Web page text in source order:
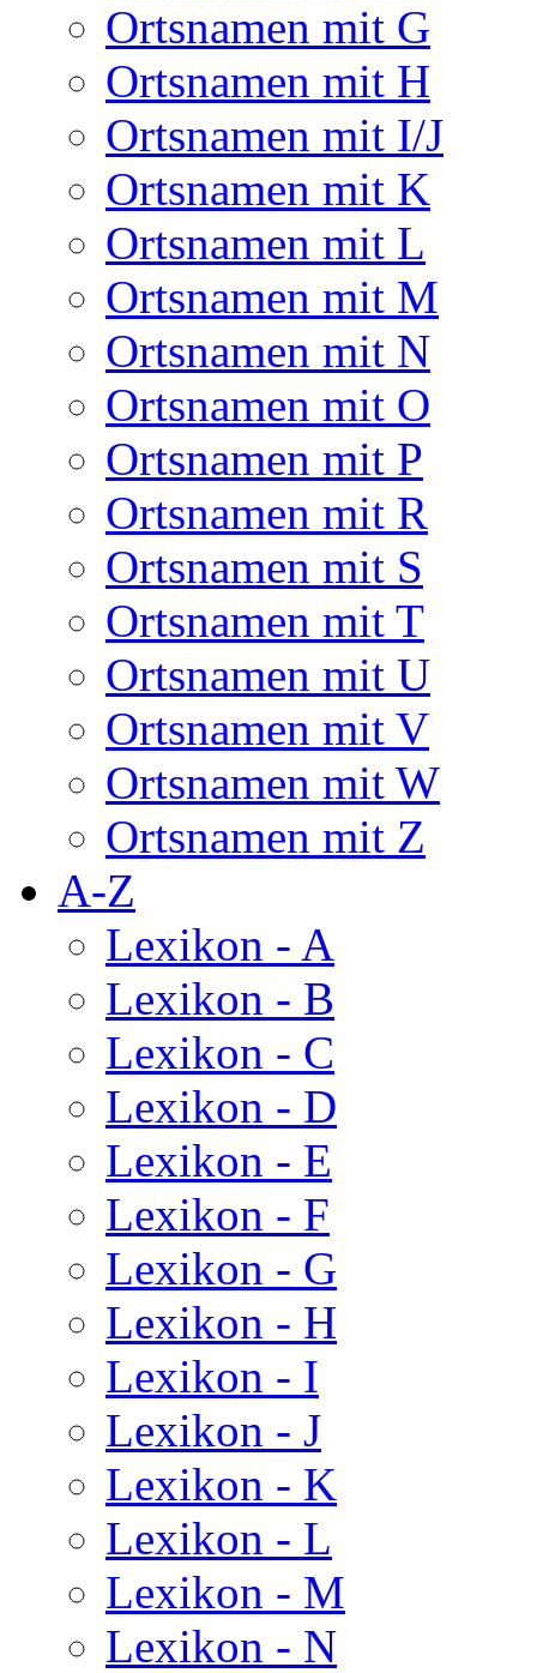
Ortsnamen mit G
Ortsnamen mit H
Ortsnamen mit I/J
Ortsnamen mit K
Ortsnamen mit L
Ortsnamen mit M
Ortsnamen mit N
Ortsnamen mit O
Ortsnamen mit P
Ortsnamen mit R
Ortsnamen mit S
Ortsnamen mit T
Ortsnamen mit U
Ortsnamen mit V
Ortsnamen mit W
Ortsnamen mit Z
A-Z
Lexikon - A
Lexikon - B
Lexikon - C
Lexikon - D
Lexikon - E
Lexikon - F
Lexikon - G
Lexikon - H
Lexikon - I
Lexikon - J
Lexikon - K
Lexikon - L
Lexikon - M
Lexikon - N